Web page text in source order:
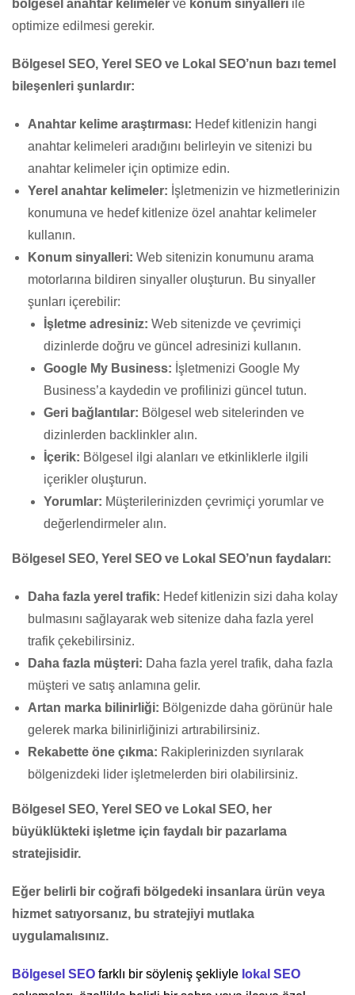
bölgesel anahtar kelimeler ve konum sinyalleri ile
optimize edilmesi gerekir.
Bölgesel SEO, Yerel SEO ve Lokal SEO’nun bazı temel
bileşenleri şunlardır:
Anahtar kelime araştırması: Hedef kitlenizin hangi
anahtar kelimeleri aradığını belirleyin ve sitenizi bu
anahtar kelimeler için optimize edin.
Yerel anahtar kelimeler: İşletmenizin ve hizmetlerinizin
konumuna ve hedef kitlenize özel anahtar kelimeler
kullanın.
Konum sinyalleri: Web sitenizin konumunu arama
motorlarına bildiren sinyaller oluşturun. Bu sinyaller
şunları içerebilir:
İşletme adresiniz: Web sitenizde ve çevrimiçi
dizinlerde doğru ve güncel adresinizi kullanın.
Google My Business: İşletmenizi Google My
Business’a kaydedin ve profilinizi güncel tutun.
Geri bağlantılar: Bölgesel web sitelerinden ve
dizinlerden backlinkler alın.
İçerik: Bölgesel ilgi alanları ve etkinliklerle ilgili
içerikler oluşturun.
Yorumlar: Müşterilerinizden çevrimiçi yorumlar ve
değerlendirmeler alın.
Bölgesel SEO, Yerel SEO ve Lokal SEO’nun faydaları:
Daha fazla yerel trafik: Hedef kitlenizin sizi daha kolay
bulmasını sağlayarak web sitenize daha fazla yerel
trafik çekebilirsiniz.
Daha fazla müşteri: Daha fazla yerel trafik, daha fazla
müşteri ve satış anlamına gelir.
Artan marka bilinirliği: Bölgenizde daha görünür hale
gelerek marka bilinirliğinizi artırabilirsiniz.
Rekabette öne çıkma: Rakiplerinizden sıyrılarak
bölgenizdeki lider işletmelerden biri olabilirsiniz.
Bölgesel SEO, Yerel SEO ve Lokal SEO, her
büyüklükteki işletme için faydalı bir pazarlama
stratejisidir.
Eğer belirli bir coğrafi bölgedeki insanlara ürün veya
hizmet satıyorsanız, bu stratejiyi mutlaka
uygulamalısınız.
Bölgesel SEO farklı bir söyleniş şekliyle lokal SEO